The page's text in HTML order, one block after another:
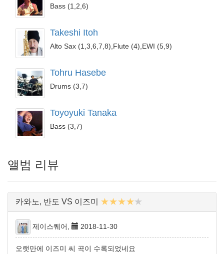
Bass (1,2,6)
Takeshi Itoh
Alto Sax (1,3,6,7,8),Flute (4),EWI (5,9)
Tohru Hasebe
Drums (3,7)
Toyoyuki Tanaka
Bass (3,7)
앨범 리뷰
카와노, 반도 VS 이즈미 ★★★★★
제이스퀘어, 2018-11-30
오랫만에 이즈미 씨 곡이 수록되었네요